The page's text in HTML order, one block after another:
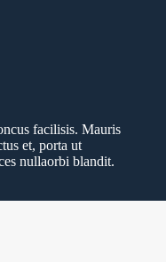
facilisis. Mauris
et, porta ut
nullaorbi blandit.